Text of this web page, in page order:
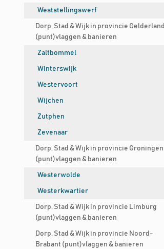
Weststellingswerf
Dorp, Stad & Wijk in provincie Gelderland
(punt)vlaggen & banieren
Zaltbommel
Winterswijk
Westervoort
Wijchen
Zutphen
Zevenaar
Dorp, Stad & Wijk in provincie Groningen
(punt)vlaggen & banieren
Westerwolde
Westerkwartier
Dorp, Stad & Wijk in provincie Limburg
(punt)vlaggen & banieren
Dorp, Stad & Wijk in provincie Noord-
Brabant (punt)vlaggen & banieren